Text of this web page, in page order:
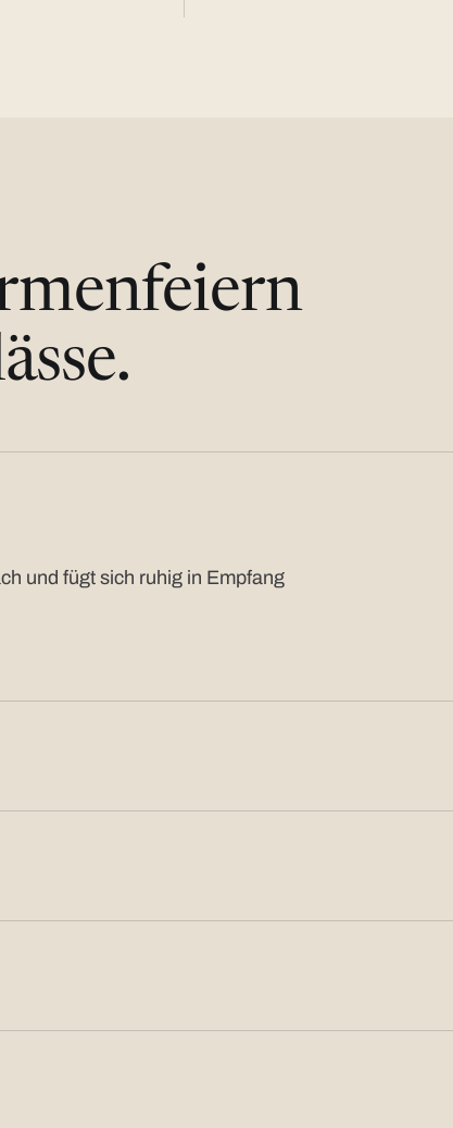
und fügt sich ruhig in Empfang